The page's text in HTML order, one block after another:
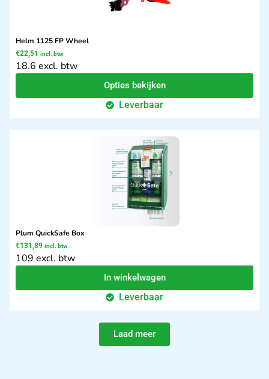
Helm 1125 FP Wheel
€22,51 incl. btw
18.6 excl. btw
Opties bekijken
Leverbaar
Plum QuickSafe Box
€131,89 incl. btw
109 excl. btw
In winkelwagen
Leverbaar
Laad meer